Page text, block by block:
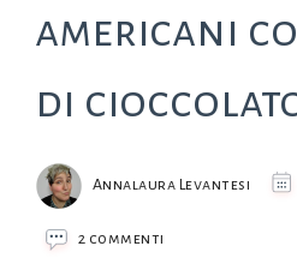
americani
di
Annalaura Levantesi
2 commenti